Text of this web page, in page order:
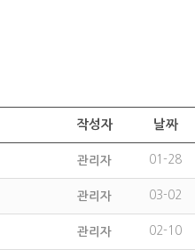
작성자 날짜
관리자 01-28
관리자 03-02
관리자 02-10